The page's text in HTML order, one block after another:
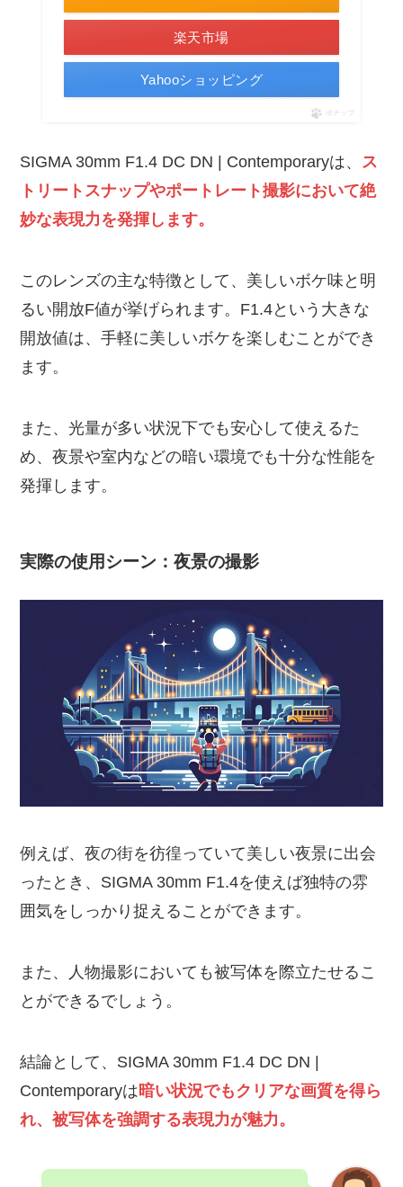
楽天市場
Yahooショッピング
ポチップ
SIGMA 30mm F1.4 DC DN | Contemporaryは、 ス
トリートスナップやポートレート撮影において絶
妙な表現力を発揮します。
このレンズの主な特徴として、美しいボケ味と明
るい開放F値が挙げられます。F1.4という大きな
開放値は、手軽に美しいボケを楽しむことができ
ます。
また、光量が多い状況下でも安心して使えるた
め、夜景や室内などの暗い環境でも十分な性能を
発揮します。
実際の使用シーン：夜景の撮影
例えば、夜の街を彷徨っていて美しい夜景に出会
ったとき、SIGMA 30mm F1.4を使えば独特の雰
囲気をしっかり捉えることができます。
また、人物撮影においても被写体を際立たせるこ
とができるでしょう。
結論として、SIGMA 30mm F1.4 DC DN |
Contemporaryは 暗い状況でもクリアな画質を得ら
れ、被写体を強調する表現力が魅力。